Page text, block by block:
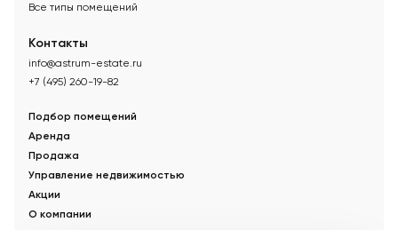
Все типы помещений
Контакты
info@astrum-estate.ru
+7 (495) 260-19-82
Подбор помещений
Аренда
Продажа
Управление недвижимостью
Акции
О компании